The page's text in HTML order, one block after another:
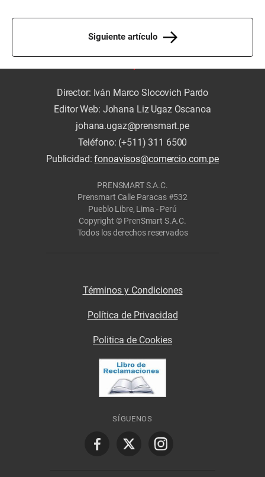
Siguiente artículo
Director: Iván Marco Slocovich Pardo
Editor Web: Johana Liz Ugaz Oscanoa
johana.ugaz@prensmart.pe
Teléfono: (+511) 311 6500
Publicidad:fonoavisos@comercio.com.pe
PRENSMART S.A.C.
Prensmart Calle Paracas #532
Pueblo Libre, Lima - Perú
Copyright © PrenSmart S.A.C.
Todos los derechos reservados
Términos y Condiciones
Política de Privacidad
Politica de Cookies
SÍGUENOS